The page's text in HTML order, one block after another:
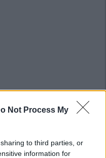
Not Process My
to third parties, or
information for